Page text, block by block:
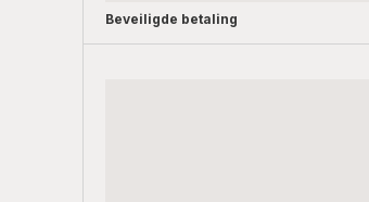
Beveiligde betaling